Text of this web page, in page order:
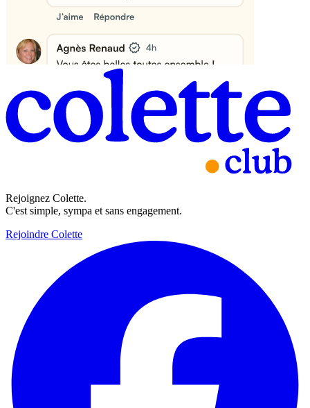
Rejoignez Colette.
C'est simple, sympa et sans engagement.
Rejoindre Colette